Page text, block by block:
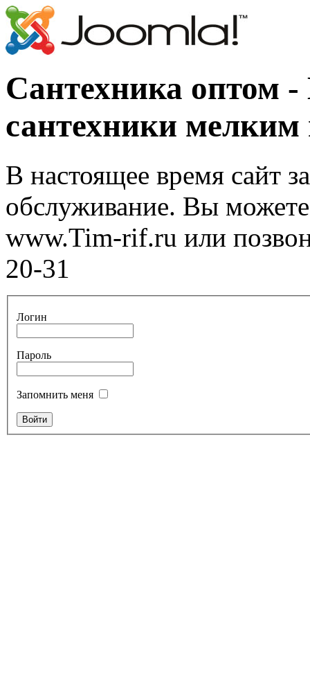
Сантехника оптом
сантехники
В настоящее время сайт
обслуживание. Вы можете
www.Tim-rif.ru или
20-31
Логин
Пароль
Запомнить меня